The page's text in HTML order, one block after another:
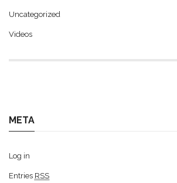
Uncategorized
Videos
META
Log in
Entries RSS